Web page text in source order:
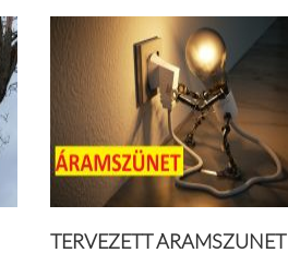
TERVEZETT ÁRAMSZÜNET